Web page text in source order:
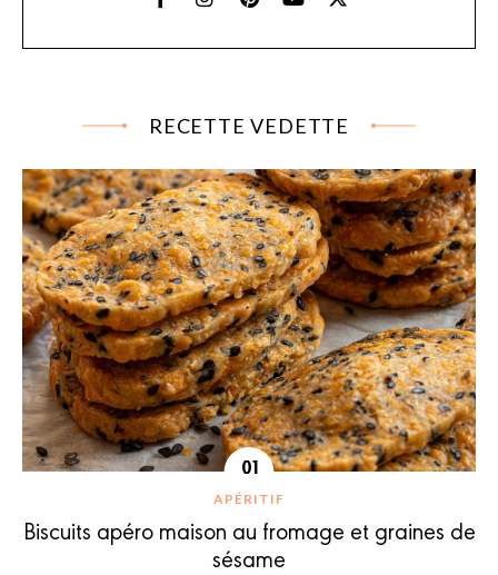
RECETTE VEDETTE
APÉRITIF
Biscuits apéro maison au fromage et graines de
sésame